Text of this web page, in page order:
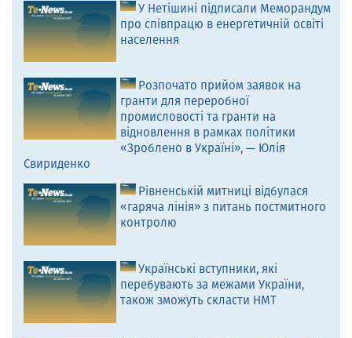
У Нетішині підписали Меморандум
про співпрацю в енергетичній освіті
населення
Розпочато прийом заявок на
гранти для переробної
промисловості та гранти на
відновлення в рамках політики
«Зроблено в Україні», — Юлія
Свириденко
Рівненській митниці відбулася
«гаряча лінія» з питань постмитного
контролю
Українські вступники, які
перебувають за межами України,
також зможуть скласти НМТ